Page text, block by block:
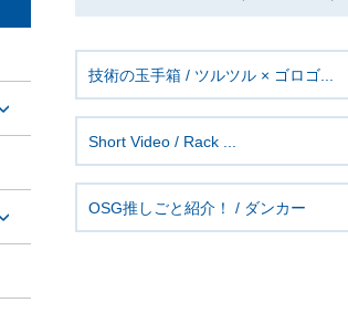
技術の玉手箱 / ツルツル × ゴロゴ...
Short Video / Rack ...
OSG推しごと紹介！ / ダンカー